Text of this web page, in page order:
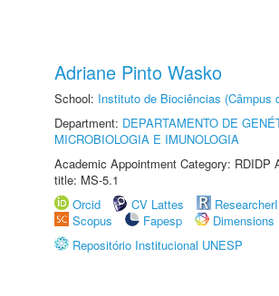
Adriane Pinto Wasko
School: Instituto de Biociências (Câmpus
Department: DEPARTAMENTO DE
MICROBIOLOGIA E IMUNOLOGIA
Academic Appointment Category: RDIDP
title: MS-5.1
Orcid
CV Lattes
Scopus
Fapesp
Dimensions
Repositório Institucional UNESP